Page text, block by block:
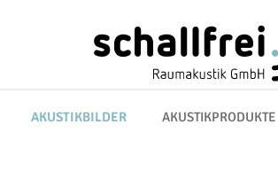
AKUSTIKBILDER AKUSTIKPRODUKTE